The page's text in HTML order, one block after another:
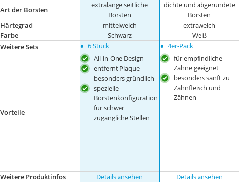
Art der Borsten
extralange seitliche
Borsten
dichte und abgerundete
Borsten
Härtegrad
mittelweich extraweich
Farbe
Schwarz Weiß
Weitere Sets
• 6 Stück • 4er-Pack
Vorteile
All-in-One Design
entfernt Plaque
besonders gründlich
spezielle
Borstenkonfiguration
für schwer
zugängliche Stellen
für empfindliche
Zähne geeignet
besonders sanft zu
Zahnfleisch und
Zähnen
Weitere Produktinfos Details ansehen Details ansehen